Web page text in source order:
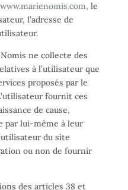
www.marienomis.com, le
l’adresse de
ne collecte des
à l’utilisateur que
proposés par le
fournit ces
de cause,
par lui-même à leur
du site
ou non de fournir
des articles 38 et